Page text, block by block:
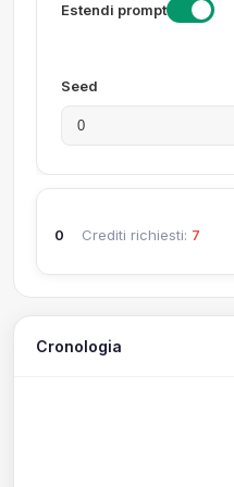
Estendi prompt
Seed
0 Crediti richiesti: 7
Cronologia